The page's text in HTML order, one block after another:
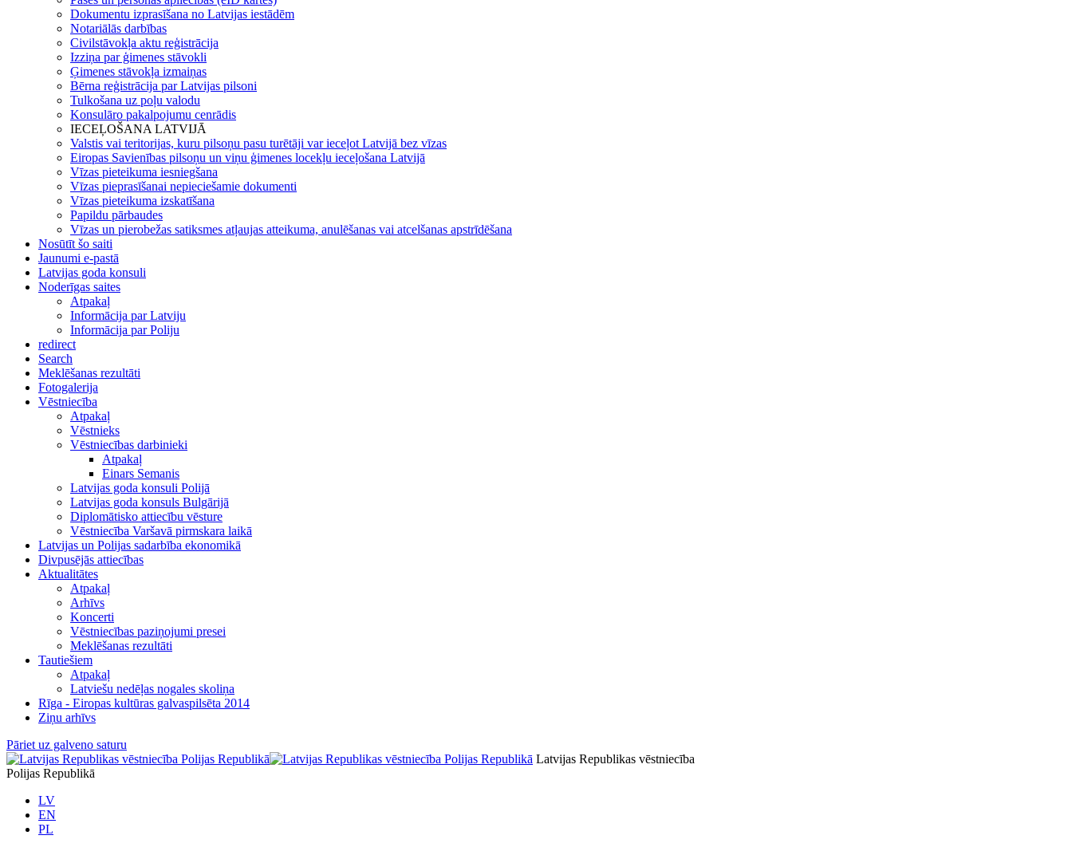
Dokumentu izprasīšana no Latvijas iestādēm
Notariālās darbības
Civilstāvokļa aktu reģistrācija
Izziņa par ģimenes stāvokli
Ģimenes stāvokļa izmaiņas
Bērna reģistrācija par Latvijas pilsoni
Tulkošana uz poļu valodu
Konsulāro pakalpojumu cenrādis
IECEĻOŠANA LATVIJĀ
Valstis vai teritorijas, kuru pilsoņu pasu turētāji var ieceļot Latvijā bez vīzas
Eiropas Savienības pilsoņu un viņu ģimenes locekļu ieceļošana Latvijā
Vīzas pieteikuma iesniegšana
Vīzas pieprasīšanai nepieciešamie dokumenti
Vīzas pieteikuma izskatīšana
Papildu pārbaudes
Vīzas un pierobežas satiksmes atļaujas atteikuma, anulēšanas vai atcelšanas apstrīdēšana
Nosūtīt šo saiti
Jaunumi e-pastā
Latvijas goda konsuli
Noderīgas saites
Atpakaļ
Informācija par Latviju
Informācija par Poliju
redirect
Search
Meklēšanas rezultāti
Fotogalerija
Vēstniecība
Atpakaļ
Vēstnieks
Vēstniecības darbinieki
Atpakaļ
Einars Semanis
Latvijas goda konsuli Polijā
Latvijas goda konsuls Bulgārijā
Diplomātisko attiecību vēsture
Vēstniecība Varšavā pirmskara laikā
Latvijas un Polijas sadarbība ekonomikā
Divpusējās attiecības
Aktualitātes
Atpakaļ
Arhīvs
Koncerti
Vēstniecības paziņojumi presei
Meklēšanas rezultāti
Tautiešiem
Atpakaļ
Latviešu nedēļas nogales skoliņa
Rīga - Eiropas kultūras galvaspilsēta 2014
Ziņu arhīvs
Pāriet uz galveno saturu
Latvijas Republikas vēstniecība
Polijas Republikā
LV
EN
PL